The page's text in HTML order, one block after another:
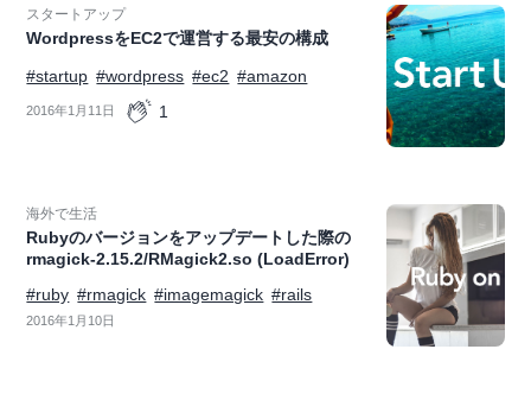
スタートアップ
WordpressをEC2で運営する最安の構成
#startup #wordpress #ec2 #amazon
2016年1月11日 1
海外で生活
Rubyのバージョンをアップデートした際の
rmagick-2.15.2/RMagick2.so (LoadError)
#ruby #rmagick #imagemagick #rails
2016年1月10日